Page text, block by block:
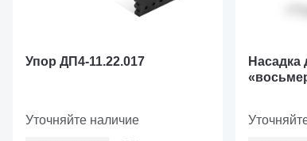
Упор ДП4-11.22.017
Уточняйте наличие
Насадка